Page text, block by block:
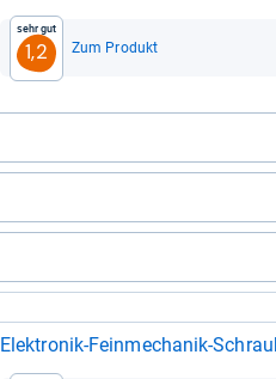
Sehr gut
1,2 Zum Produkt
Elek­tro­nik-​Fein­me­cha­nik-​